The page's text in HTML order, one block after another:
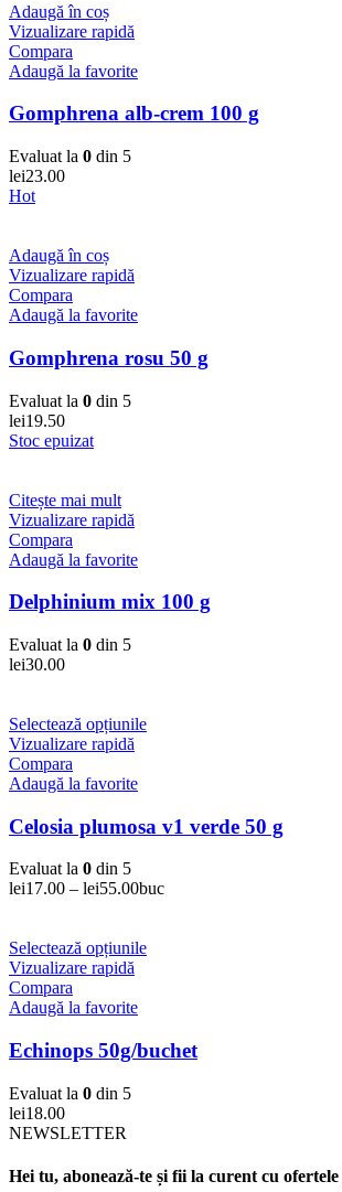
Adaugă în coș
Vizualizare rapidă
Compara
Adaugă la favorite
Gomphrena alb-crem 100 g
Evaluat la 0 din 5
lei23.00
Hot
Adaugă în coș
Vizualizare rapidă
Compara
Adaugă la favorite
Gomphrena rosu 50 g
Evaluat la 0 din 5
lei19.50
Stoc epuizat
Citește mai mult
Vizualizare rapidă
Compara
Adaugă la favorite
Delphinium mix 100 g
Evaluat la 0 din 5
lei30.00
Selectează opțiunile
Vizualizare rapidă
Compara
Adaugă la favorite
Celosia plumosa v1 verde 50 g
Evaluat la 0 din 5
lei17.00 – lei55.00buc
Selectează opțiunile
Vizualizare rapidă
Compara
Adaugă la favorite
Echinops 50g/buchet
Evaluat la 0 din 5
lei18.00
NEWSLETTER
Hei tu, abonează-te și fii la curent cu ofertele